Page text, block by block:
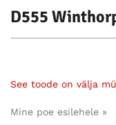
D555
See toode on välja
Mine poe esilehele »